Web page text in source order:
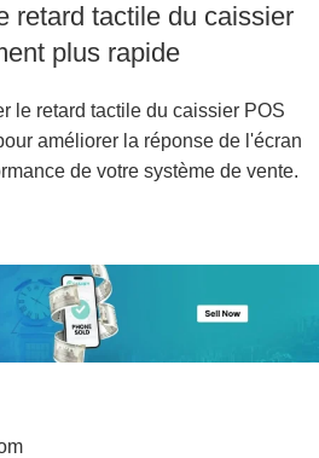
retard tactile du caissier
plus rapide
le retard tactile du caissier POS
améliorer la réponse de l'écran
de votre système de vente.